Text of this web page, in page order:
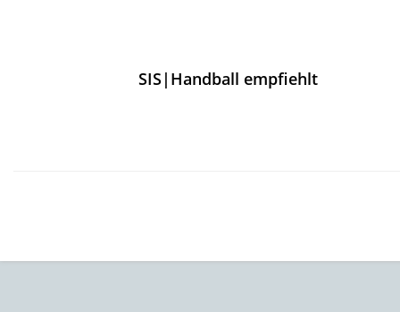
SIS|Handball empfiehlt